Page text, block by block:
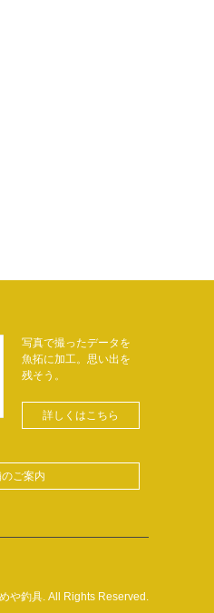
写真で撮ったデータを
魚拓に加工。思い出を
残そう。
詳しくはこちら
のご案内
や釣具 . All Rights Reserved.